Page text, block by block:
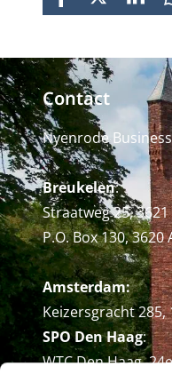
FACEBOOK
X
Contact
Nyenrode
Breukelen:
Straatweg 25,
P.O. Box 130, 3620
Amsterdam:
Keizersgracht 285,
SPO Den Haag:
WTC Den Haag,